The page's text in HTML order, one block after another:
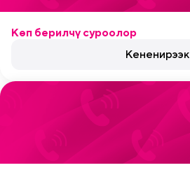
Көп берилчү суроолор
Кененирээк